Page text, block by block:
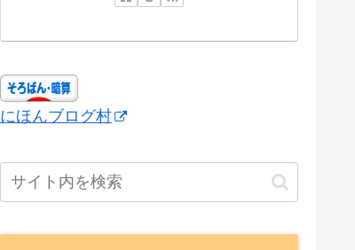
にほんブログ村